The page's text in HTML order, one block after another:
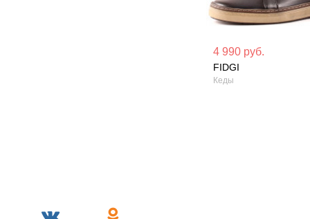
4 990 руб.
FIDGI
Кеды
Материал
кожа